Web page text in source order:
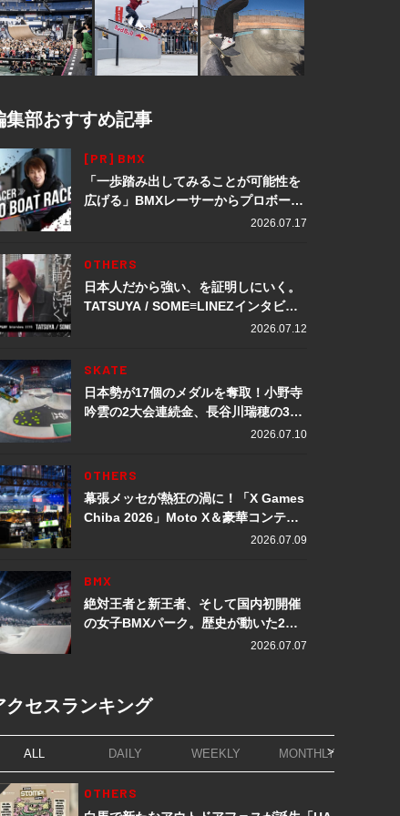
集部おすすめ記事
[PR] BMX
「一歩踏み出してみることが可能性を
広げる」BMXレーサーからプロボート
レーサーへ転身。上田龍星が体現する
2026.07.17
OTHERS
日本人だから強い、を証明しにいく。
TATSUYA / SOME≡LINEZインタビュ
2026.07.12
SKATE
日本勢が17個のメダルを奪取！小野寺
吟雲の2大会連続金、長谷川瑞穂の3メ
ダル獲得など数々の快挙をプレイバッ
2026.07.10
OTHERS
幕張メッセが熱狂の渦に！「X Games
Chiba 2026」Moto X＆豪華コンテン
2026.07.09
BMX
絶対王者と新王者、そして国内初開催
の女子BMXパーク。歴史が動いた2日
2026.07.07
クセスランキング
ALL DAILY WEEKLY MONTHLY
OTHERS